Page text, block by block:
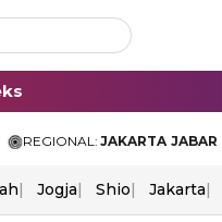
REGIONAL: JAKARTA JABAR
Jogja Shio Jakarta